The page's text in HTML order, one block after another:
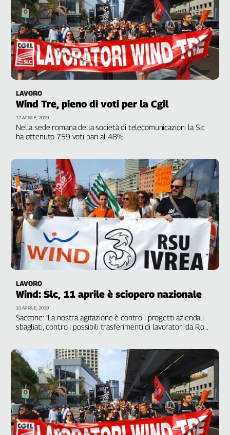
Lavoro
Territori
Abruzzo-
Molise
Alto
Adige
Basilicata
Calabria
Campania
Emilia-
Friuli
Venezia
Giulia
Lazio
Liguria
Lombardia
Marche
Piemonte
Puglia
Sicilia
Trentino
Umbria
D'Aosta
Veneto
Archivio
Storico
1955-
2014
LAVORO
Wind Tre, pieno di voti per la Cgil
Nella sede romana della società di telecomunicazioni la Slc
ha ottenuto 759 voti pari al 48%
17 APRILE, 2019
LAVORO
Wind: Slc, 11 aprile è sciopero nazionale
Saccone: "La nostra agitazione è contro i progetti aziendali
sbagliati, contro i possibili trasferimenti di lavoratori da Roma
10 APRILE, 2019